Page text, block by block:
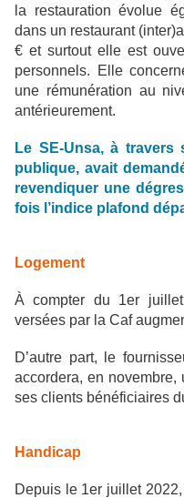
la restauration évolue
dans un restaurant
€ et surtout elle est
personnels. Elle
une rémunération au
antérieurement.
Le SE-Unsa, à travers
publique, avait
revendiquer une
fois l’indice plafond
Logement
À compter du 1er
versées par la Caf
D’autre part, le
accordera, en
ses clients bénéficiaires
Handicap
Depuis le 1er juillet